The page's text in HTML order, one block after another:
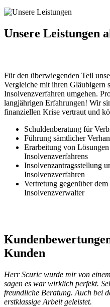
Unsere Leistungen
Für den überwiegenden Teil
Vergleiche mit ihren Gläubigern
Insolvenzverfahren umgehen.
langjährigen Erfahrungen! Wir
finanziellen Krise vertraut und
Schuldenberatung für
Führung sämtlicher
Erarbeitung von
Insolvenzverfahrens
Insolvenzantragsstellung
Insolvenzverfahren
Vertretung gegenüber
Insolvenzverwalter
Kunden
Herr Scuric wurde mir von
sagen es war wirklich perfekt.
freundliche Beratung. Auch bei
erstklassige Arbeit geleistet.